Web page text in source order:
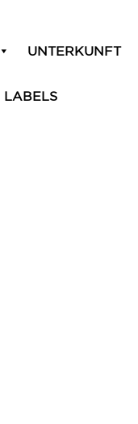
UNTERKUNFT
LABELS